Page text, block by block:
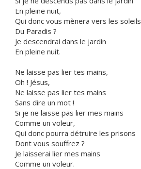
En pleine nuit,
Qui donc vous mènera vers les soleils
Du Paradis ?
Je descendrai dans le jardin
En pleine nuit.
Ne laisse pas lier tes mains,
Oh ! Jésus,
Ne laisse pas lier tes mains
Sans dire un mot !
Si je ne laisse pas lier mes mains
Comme un voleur,
Qui donc pourra détruire les prisons
Dont vous souffrez ?
Je laisserai lier mes mains
Comme un voleur.